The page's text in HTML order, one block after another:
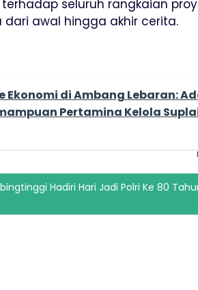
seluruh rangkaian
awal hingga akhir cerita.
Ekonomi di Ambang Lebaran:
Pertamina Kelola
Hadiri Hari Jadi Polri Ke 80